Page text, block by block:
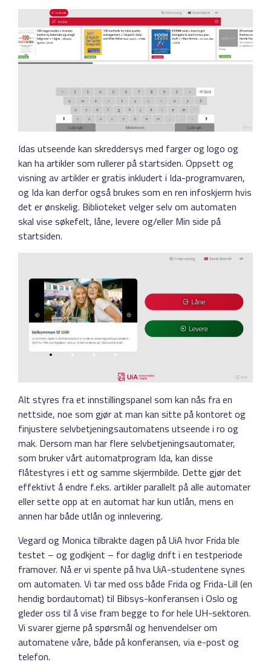
Idas utseende kan skreddersys med farger og logo og
kan ha artikler som rullerer på startsiden. Oppsett og
visning av artikler er gratis inkludert i Ida-programvaren,
og Ida kan derfor også brukes som en ren infoskjerm hvis
det er ønskelig. Biblioteket velger selv om automaten
skal vise søkefelt, låne, levere og/eller Min side på
startsiden.
Alt styres fra et innstillingspanel som kan nås fra en
nettside, noe som gjør at man kan sitte på kontoret og
finjustere selvbetjeningsautomatens utseende i ro og
mak. Dersom man har flere selvbetjeningsautomater,
som bruker vårt automatprogram Ida, kan disse
flåtestyres i ett og samme skjermbilde. Dette gjør det
effektivt å endre f.eks. artikler parallelt på alle automater
eller sette opp at en automat har kun utlån, mens en
annen har både utlån og innlevering.
Vegard og Monica tilbrakte dagen på UiA hvor Frida ble
testet – og godkjent – for daglig drift i en testperiode
framover. Nå er vi spente på hva UiA-studentene synes
om automaten. Vi tar med oss både Frida og Frida-Lill (en
hendig bordautomat) til Bibsys-konferansen i Oslo og
gleder oss til å vise fram begge to for hele UH-sektoren.
Vi svarer gjerne på spørsmål og henvendelser om
automatene våre, både på konferansen, via e-post og
telefon.